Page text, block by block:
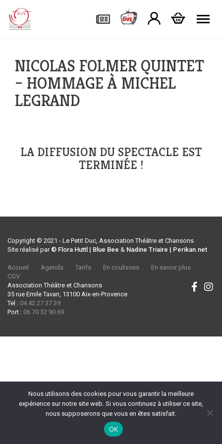
NICOLAS FOLMER QUINTET
– HOMMAGE À MICHEL
LEGRAND
LA DIFFUSION DU SPECTACLE EST
TERMINÉE !
Copyright © 2021 - Le Petit Duc, Association Théâtre et Chansons
Site réalisé par © Flora Huttl | Blue Bee & Nadine Triaire | Perikan.net
Accueil Agenda Tarifs En coulisses
En savoir plus
CGV
Association Théâtre et Chansons
35 rue Emile Tavan, 13100 Aix-en-Provence
Tel : 04 42 27 37 39
Port : 06 70 32 90 69
Nous utilisons des cookies pour vous garantir la meilleure
expérience sur notre site web. Si vous continuez à utiliser ce site,
nous supposerons que vous en êtes satisfait.
OK